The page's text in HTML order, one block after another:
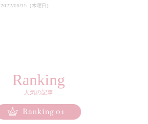
2022/09/15（木曜日）
Ranking
人気の記事